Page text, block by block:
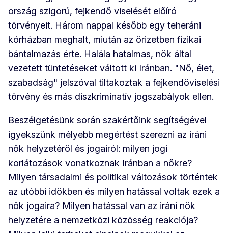
ország szigorú, fejkendő viselését előíró
törvényeit. Három nappal később egy teheráni
kórházban meghalt, miután az őrizetben fizikai
bántalmazás érte. Halála hatalmas, nők által
vezetett tüntetéseket váltott ki Iránban. "Nő, élet,
szabadság" jelszóval tiltakoztak a fejkendőviselési
törvény és más diszkriminatív jogszabályok ellen.
Beszélgetésünk során szakértőink segítségével
igyekszünk mélyebb megértést szerezni az iráni
nők helyzetéről és jogairól: milyen jogi
korlátozások vonatkoznak Iránban a nőkre?
Milyen társadalmi és politikai változások történtek
az utóbbi időkben és milyen hatással voltak ezek a
nők jogaira? Milyen hatással van az iráni nők
helyzetére a nemzetközi közösség reakciója?